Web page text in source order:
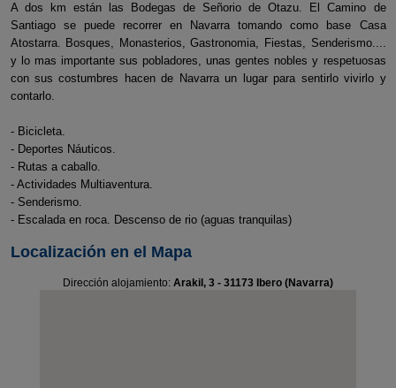
A dos km están las Bodegas de Señorio de Otazu. El Camino de
Santiago se puede recorrer en Navarra tomando como base Casa
Atostarra. Bosques, Monasterios, Gastronomia, Fiestas, Senderismo....
y lo mas importante sus pobladores, unas gentes nobles y respetuosas
con sus costumbres hacen de Navarra un lugar para sentirlo vivirlo y
contarlo.
- Bicicleta.
- Deportes Náuticos.
- Rutas a caballo.
- Actividades Multiaventura.
- Senderismo.
- Escalada en roca. Descenso de rio (aguas tranquilas)
Localización en el Mapa
Dirección alojamiento: Arakil, 3 - 31173 Ibero (Navarra)